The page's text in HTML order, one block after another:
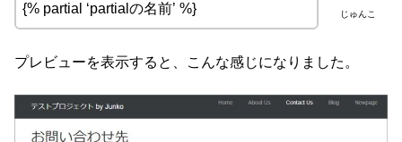
じゅんこ
{% partial ‘partialの名前’ %}
プレビューを表示すると、こんな感じになりました。